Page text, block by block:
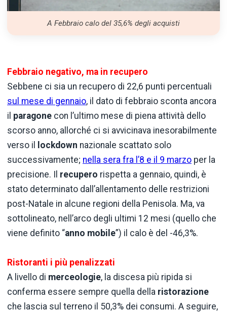
A Febbraio calo del 35,6% degli acquisti
Febbraio negativo, ma in recupero
Sebbene ci sia un recupero di 22,6 punti percentuali
sul mese di gennaio, il dato di febbraio sconta ancora
il paragone con l’ultimo mese di piena attività dello
scorso anno, allorché ci si avvicinava inesorabilmente
verso il
lockdown nazionale scattato solo
successivamente; nella sera fra l’8 e il 9 marzo per la
precisione. Il recupero rispetta a gennaio, quindi, è
stato determinato dall’allentamento delle restrizioni
post-Natale in alcune regioni della Penisola. Ma, va
sottolineato, nell’arco degli ultimi 12 mesi (quello che
viene definito “anno mobile”) il calo è del -46,3%.
Ristoranti i più penalizzati
A livello di merceologie, la discesa più ripida si
conferma essere sempre quella della ristorazione
che lascia sul terreno il 50,3% dei consumi. A seguire,